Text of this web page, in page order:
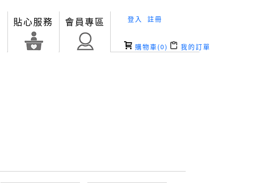
貼心服務 會員專區 登入 註冊
購物車(0) 我的訂單